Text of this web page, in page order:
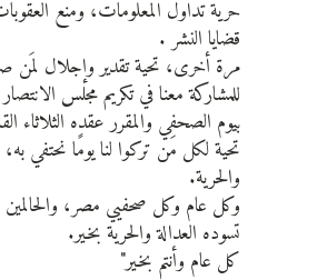
حرية تداول المعلومات، ومنع
قضايا النشر .
مرة أخرى، تحية تقدير وإجلال لمَن
للمشاركة معنا في تكريم مجلس
بيوم الصحفي والمقرر عقده الثلاثاء القادم، 16
تحية لكل مَن تركوا لنا يومًا نحتفي
والحرية.
وكل عام وكل صحفيي مصر،
تسوده العدالة والحرية بخير.
كل عام وأنتم بخير"